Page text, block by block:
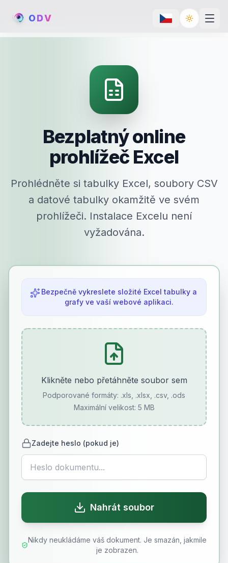
ODV Toggle
Bezplatný online
prohlížeč Excel
Prohlédněte si tabulky Excel, soubory CSV
a datové tabulky okamžitě ve svém
prohlížeči. Instalace Excelu není
vyžadována.
Bezpečně vykreslete složité Excel tabulky a
grafy ve vaší webové aplikaci.
Klikněte nebo přetáhněte soubor sem
Podporované formáty: .xls, .xlsx, .csv, .ods
Maximální velikost: 5 MB
Zadejte heslo (pokud je)
Nahrát soubor
Nikdy neukládáme váš dokument. Je smazán, jakmile
je zobrazen.